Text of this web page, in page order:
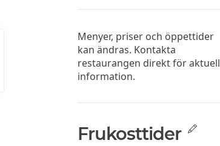
Menyer, priser och öppettider
kan ändras. Kontakta
restaurangen direkt för aktuell
information.
Frukosttider